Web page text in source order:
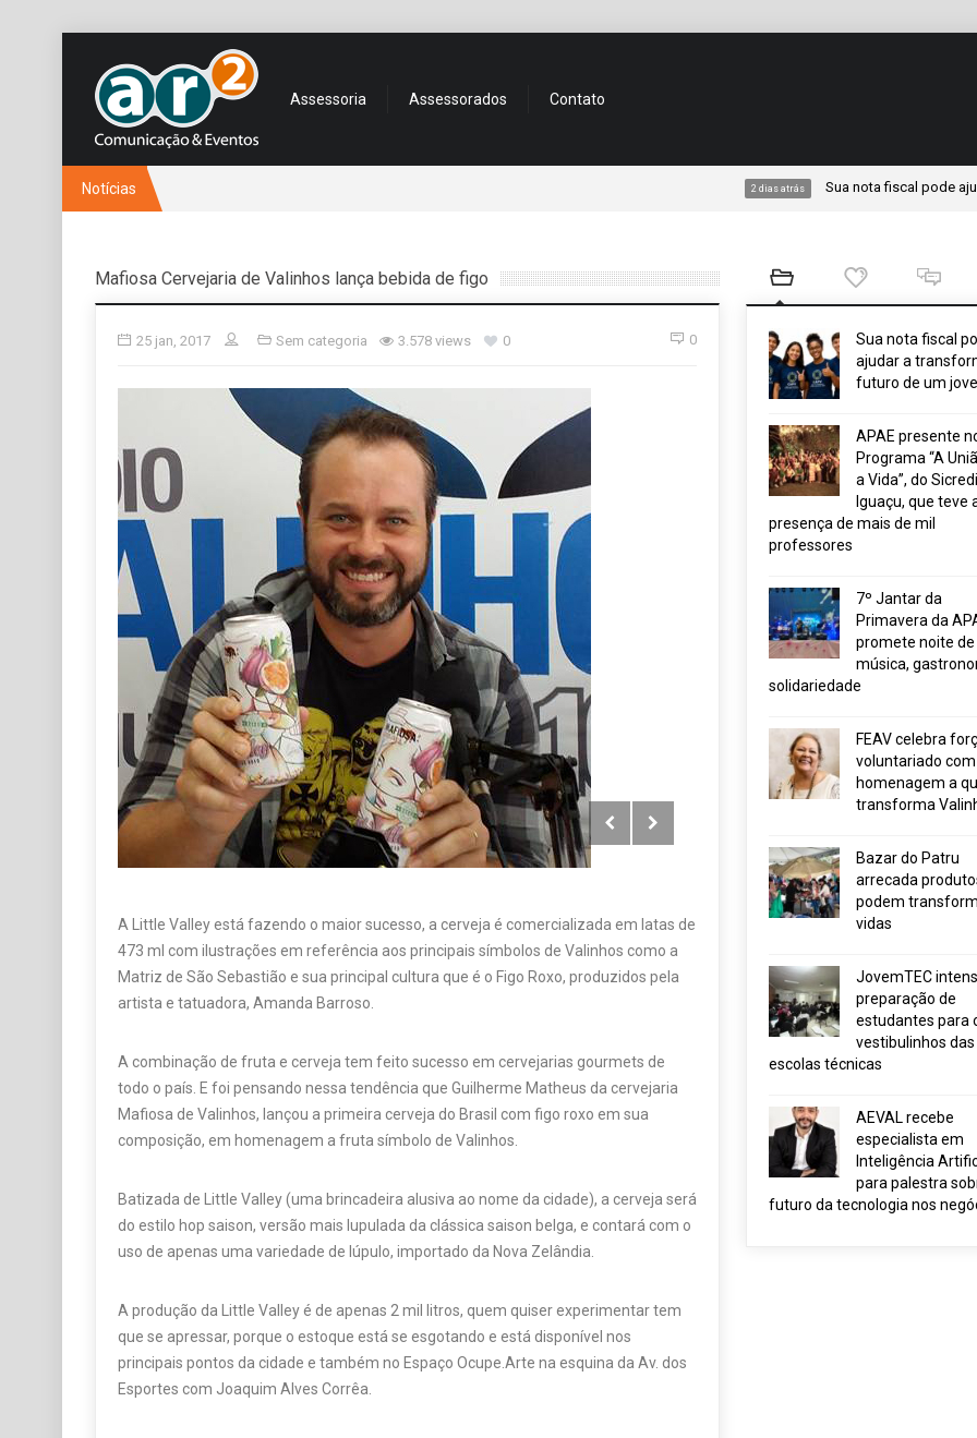
Assessoria Assessorados Contato
Notícias Sua nota fiscal pode ajudar a
Mafiosa Cervejaria de Valinhos lança bebida de figo
25 jan, 2017 Sem categoria 3.578 views 0 0
A Little Valley está fazendo o maior sucesso, a cerveja é comercializada em latas de
473 ml com ilustrações em referência aos principais símbolos de Valinhos como a
Matriz de São Sebastião e sua principal cultura que é o Figo Roxo, produzidos pela
artista e tatuadora, Amanda Barroso.
A combinação de fruta e cerveja tem feito sucesso em cervejarias gourmets de
todo o país. E foi pensando nessa tendência que Guilherme Matheus da cervejaria
Mafiosa de Valinhos, lançou a primeira cerveja do Brasil com figo roxo em sua
composição, em homenagem a fruta símbolo de Valinhos.
Batizada de Little Valley (uma brincadeira alusiva ao nome da cidade), a cerveja será
do estilo hop saison, versão mais lupulada da clássica saison belga, e contará com o
uso de apenas uma variedade de lúpulo, importado da Nova Zelândia.
A produção da Little Valley é de apenas 2 mil litros, quem quiser experimentar tem
que se apressar, porque o estoque está se esgotando e está disponível nos
principais pontos da cidade e também no Espaço Ocupe.Arte na esquina da Av. dos
Esportes com Joaquim Alves Corrêa.
Sua nota fiscal
ajudar a
futuro de um
APAE presente
Programa “A
a Vida”, do Sicredi
Iguaçu, que teve
presença de mais de mil
professores
7º Jantar da
Primavera da
promete noite de
música,
solidariedade
FEAV celebra
voluntariado com
homenagem a
transforma
Bazar do Patru
arrecada
podem
vidas
JovemTEC
preparação de
estudantes para
vestibulinhos das
escolas técnicas
AEVAL recebe
especialista em
Inteligência
para palestra
futuro da tecnologia nos